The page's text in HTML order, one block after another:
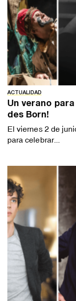
ACTUALIDAD
Un verano
des Born!
El viernes 2 de
para celebrar...